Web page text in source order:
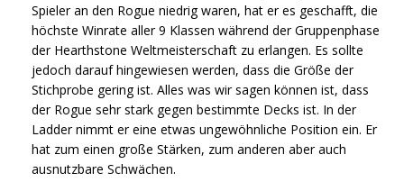
Spieler an den Rogue niedrig waren, hat er es geschafft, die
höchste Winrate aller 9 Klassen während der Gruppenphase
der Hearthstone Weltmeisterschaft zu erlangen. Es sollte
jedoch darauf hingewiesen werden, dass die Größe der
Stichprobe gering ist. Alles was wir sagen können ist, dass
der Rogue sehr stark gegen bestimmte Decks ist. In der
Ladder nimmt er eine etwas ungewöhnliche Position ein. Er
hat zum einen große Stärken, zum anderen aber auch
ausnutzbare Schwächen.